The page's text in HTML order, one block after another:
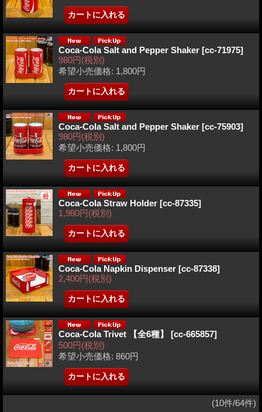
Coca-Cola Salt and Pepper Shaker [cc-71975]
980円(税別)
希望小売価格: 1,800円
Coca-Cola Salt and Pepper Shaker [cc-75903]
980円(税別)
希望小売価格: 1,800円
Coca-Cola Straw Holder [cc-87335]
1,980円(税別)
Coca-Cola Napkin Dispenser [cc-87338]
2,400円(税別)
Coca-Cola Trivet 【全6種】 [cc-665857]
500円(税別)
希望小売価格: 860円
(10件/64件)